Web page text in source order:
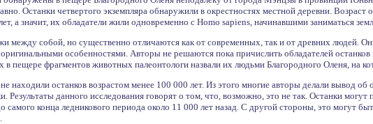
Останки четвертого экземпляра обнаружили в окрестностях местной деревни. Возраст
а значит, их обладатели жили одновременно с Homo sapiens, начинавшими заниматься
между собой, но существенно отличаются как от современных, так и от древних людей.
особенностями. Авторы не решаются пока причислить обладателей
в пещере фрагментов животных палеонтологи назвали их людьми Благородного Оленя, на
находили останков возрастом менее 100 000 лет. Из этого многие авторы делали вывод об
Результаты данного исследования говорят о том, что, возможно, это не так. Останки могут
самого конца ледникового периода около 11 000 лет назад. С другой стороны, это могут